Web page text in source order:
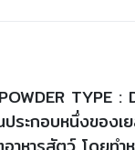
TYPE :
ะกอบหนึ่งของเ